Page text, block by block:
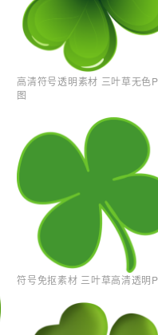
高清符号透明素材 三叶草无色
图
符号免抠素材 三叶草高清透明